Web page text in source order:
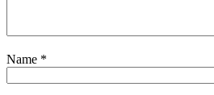
Name *